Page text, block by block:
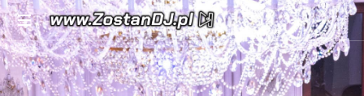
Spełniamy
muzyczne
marzenia